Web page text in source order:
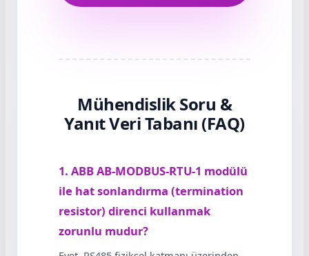
Mühendislik Soru &
Yanıt Veri Tabanı (FAQ)
1. ABB AB-MODBUS-RTU-1 modülü
ile hat sonlandırma (termination
resistor) direnci kullanmak
zorunlu mudur?